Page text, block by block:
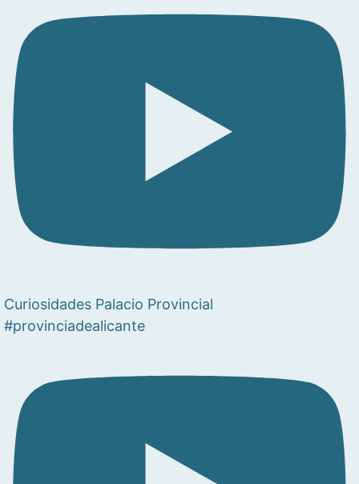
Curiosidades Palacio Provincial
#provinciadealicante